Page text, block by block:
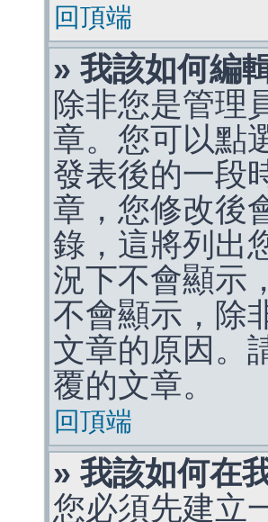
回頂端
» 我該如何編
除非您是管理
章。您可以點
發表後的一段
章，您修改後
錄，這將列出
況下不會顯示
不會顯示，除
文章的原因。
覆的文章。
回頂端
» 我該如何在
您必須先建立